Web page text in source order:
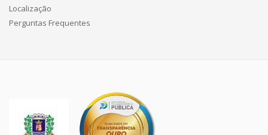
Localização
Perguntas Frequentes